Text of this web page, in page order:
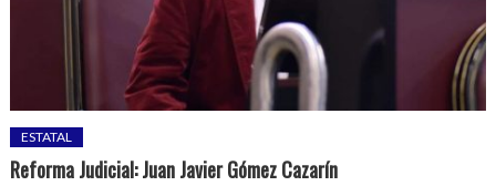
ESTATAL
Reforma Judicial: Juan Javier Gómez Cazarín